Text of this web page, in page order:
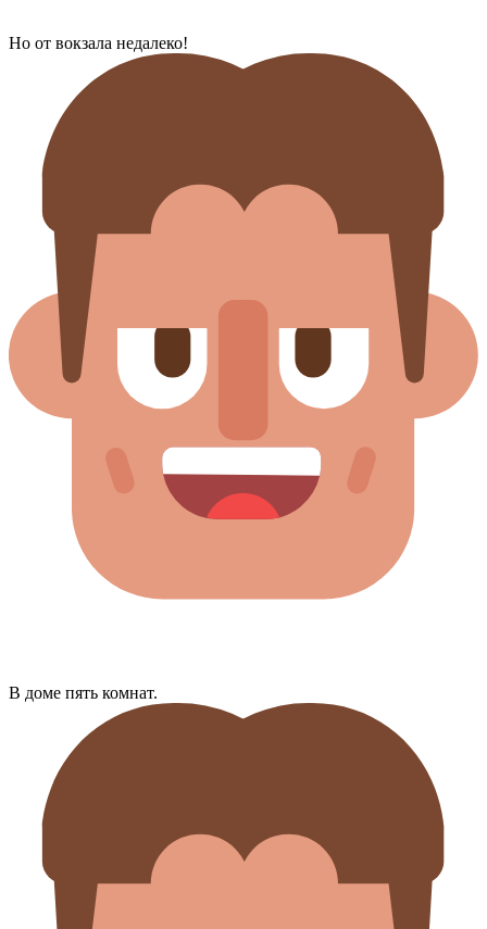
Но от вокзала недалеко!
В доме пять комнат.